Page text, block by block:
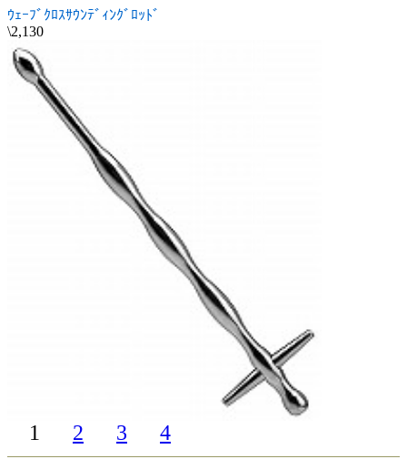
ｳｪｰﾌﾞｸﾛｽｻｳﾝﾃﾞｨﾝｸﾞﾛｯﾄﾞ
\2,130
1 2 3 4